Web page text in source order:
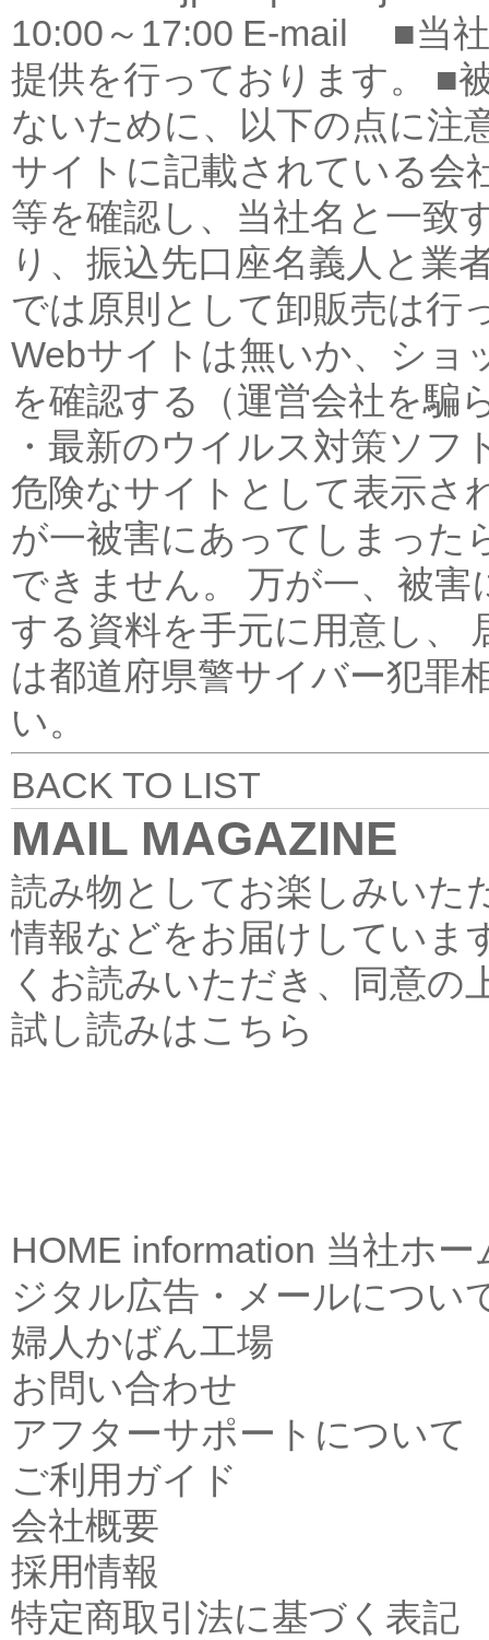
10:00～17:00 E-mail ■当
提供を行っております。 ■
ないために、以下の点に注
サイトに記載されている会
等を確認し、当社名と一致
り、振込先口座名義人と業
では原則として卸販売は行
Webサイトは無いか、ショ
を確認する（運営会社を騙
・最新のウイルス対策ソ
危険なサイトとして表示さ
が一被害にあってしまった
できません。 万が一、被
する資料を手元に用意し、
は都道府県警サイバー犯罪
い。
BACK TO LIST
MAIL MAGAZINE
読み物としてお楽しみいた
情報などをお届けしていま
くお読みいただき、同意の
試し読みはこちら
HOME information 当社ホ
ジタル広告・メールについ
婦人かばん工場
お問い合わせ
アフターサポートについて
ご利用ガイド
会社概要
採用情報
特定商取引法に基づく表記